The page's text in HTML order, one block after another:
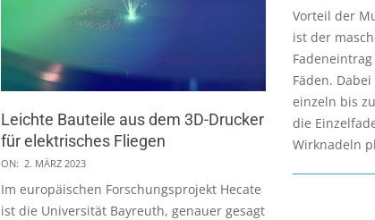
Leichte Bauteile aus dem 3D-Drucker
für elektrisches Fliegen
2023-
03-
02
ON: 2. MÄRZ 2023
Im europäischen Forschungsprojekt Hecate
ist die Universität Bayreuth, genauer gesagt
01-
19
Vorteil der
ist der
Fäden.
einzeln bis
die
Wirknadeln